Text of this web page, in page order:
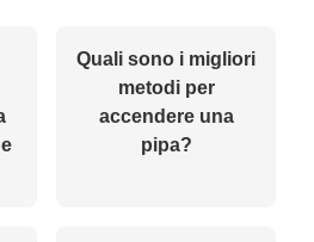
Quali sono i migliori
metodi per
accendere una
pipa?